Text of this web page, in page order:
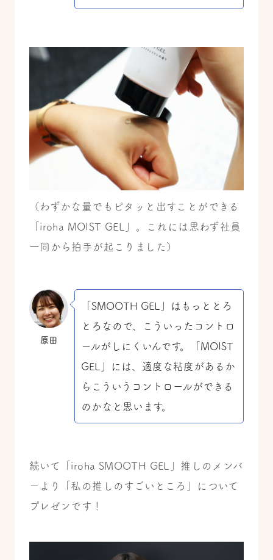
（わずかな量でもピタッと出すことができる
「iroha MOIST GEL」。これには思わず社員
一同から拍手が起こりました）
原田
「SMOOTH GEL」はもっととろ
とろなので、こういったコントロ
ールがしにくいんです。「MOIST
GEL」には、適度な粘度があるか
らこういうコントロールができる
のかなと思います。
続いて「iroha SMOOTH GEL」推しのメンバ
ーより「私の推しのすごいところ」について
プレゼンです！